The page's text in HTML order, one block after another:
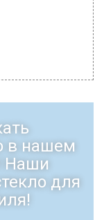
в нашем
Наши
для